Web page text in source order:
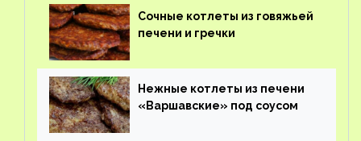
Сочные котлеты из говяжьей
печени и гречки
Нежные котлеты из печени
«Варшавские» под соусом